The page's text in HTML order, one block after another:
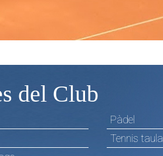
del Club
Pàdel
Tennis taula